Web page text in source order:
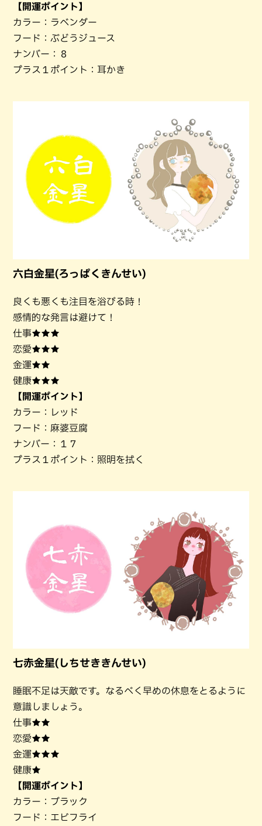
【開運ポイント】
カラー：ラベンダー
フード：ぶどうジュース
ナンバー：８
プラス１ポイント：耳かき
六白金星(ろっぱくきんせい)
良くも悪くも注目を浴びる時！
感情的な発言は避けて！
仕事★★★
恋愛★★★
金運★★
健康★★★
【開運ポイント】
カラー：レッド
フード：麻婆豆腐
ナンバー：１７
プラス１ポイント：照明を拭く
七赤金星(しちせききんせい)
睡眠不足は天敵です。なるべく早めの休息をとるように
意識しましょう。
仕事★★
恋愛★★
金運★★★
健康★
【開運ポイント】
カラー：ブラック
フード：エビフライ